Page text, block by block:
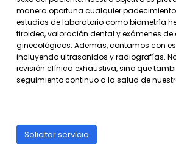
manera oportuna cualquier
estudios de laboratorio como biometría
tiroideo, valoración dental y exámenes de
ginecológicos. Además, contamos con
incluyendo ultrasonidos y radiografías.
revisión clínica exhaustiva, sino que
seguimiento continuo a la salud de
Solicitar servicio